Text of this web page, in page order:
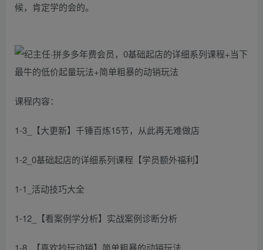
候，肯定学的会的。
课程内容：
1-3_【大更新】千锤百炼15节，从此再无难做店
1-2_0基础起店的详细系列课程【学员额外福利】
1-1_活动技巧大全
1-12_【看案例学分析】实战案例诊断分析
1-8_【喜欢抄玩动销】简单粗暴的动销玩法